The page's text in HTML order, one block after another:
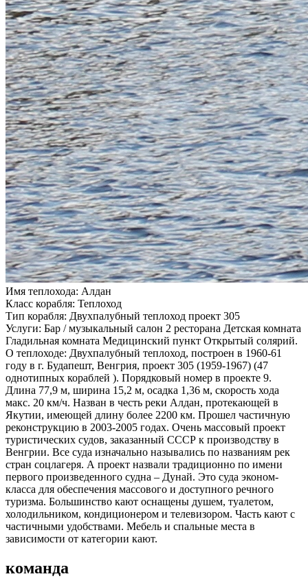
Имя теплохода: Алдан
Класс корабля: Теплоход
Тип корабля: Двухпалубный теплоход проект 305
Услуги: Бар / музыкальный салон 2 ресторана Детская комната
Гладильная комната Медицинский пункт Открытый солярий.
О теплоходе: Двухпалубный теплоход, построен в 1960-61
году в г. Будапешт, Венгрия, проект 305 (1959-1967) (47
однотипных кораблей ). Порядковый номер в проекте 9.
Длина 77,9 м, ширина 15,2 м, осадка 1,36 м, скорость хода
макс. 20 км/ч. Назван в честь реки Алдан, протекающей в
Якутии, имеющей длину более 2200 км. Прошел частичную
реконструкцию в 2003-2005 годах. Очень массовый проект
туристических судов, заказанный СССР к производству в
Венгрии. Все суда изначально назывались по названиям рек
стран соцлагеря. А проект назвали традиционно по имени
первого произведенного судна – Дунай. Это суда эконом-
класса для обеспечения массового и доступного речного
туризма. Большинство кают оснащены душем, туалетом,
холодильником, кондиционером и телевизором. Часть кают с
частичными удобствами. Мебель и спальные места в
зависимости от категории кают.
команда